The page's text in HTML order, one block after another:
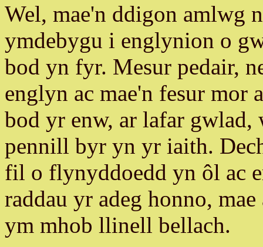
Wel, mae'n ddigon amlwg
ymdebygu i englynion o
bod yn fyr. Mesur pedair,
englyn ac mae'n fesur
bod yr enw, ar lafar
pennill byr yn yr iaith.
fil o flynyddoedd yn ôl ac
raddau yr adeg honno,
ym mhob llinell bellach.